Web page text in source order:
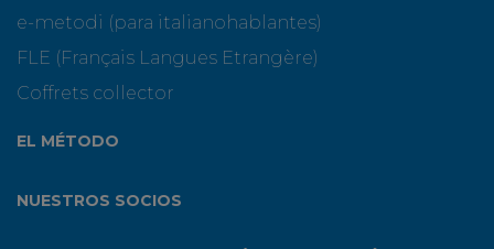
e-metodi (para italianohablantes)
FLE (Français Langues Etrangère)
Coffrets collector
EL MÉTODO
NUESTROS SOCIOS